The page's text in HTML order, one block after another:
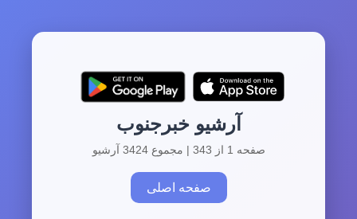
آرشیو خبرجنوب
صفحه 1 از 343 | مجموع 3424 آرشیو
صفحه اصلی